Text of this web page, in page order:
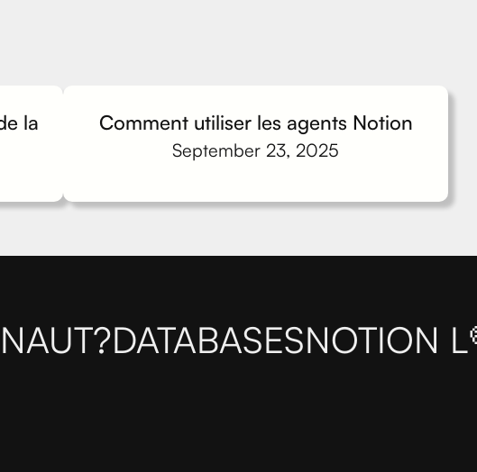
la
Comment utiliser les agents Notion
September 23, 2025
DATABASESNOTION